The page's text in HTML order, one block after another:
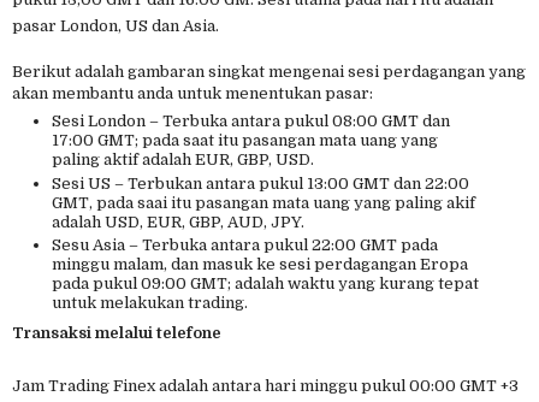
pasar London, US dan Asia.
Berikut adalah gambaran singkat mengenai sesi perdagangan yang
akan membantu anda untuk menentukan pasar:
Sesi London – Terbuka antara pukul 08:00 GMT dan
17:00 GMT; pada saat itu pasangan mata uang yang
paling aktif adalah EUR, GBP, USD.
Sesi US – Terbukan antara pukul 13:00 GMT dan 22:00
GMT, pada saai itu pasangan mata uang yang paling akif
adalah USD, EUR, GBP, AUD, JPY.
Sesu Asia – Terbuka antara pukul 22:00 GMT pada
minggu malam, dan masuk ke sesi perdagangan Eropa
pada pukul 09:00 GMT; adalah waktu yang kurang tepat
untuk melakukan trading.
Transaksi melalui telefone
Jam Trading Finex adalah antara hari minggu pukul 00:00 GMT +3